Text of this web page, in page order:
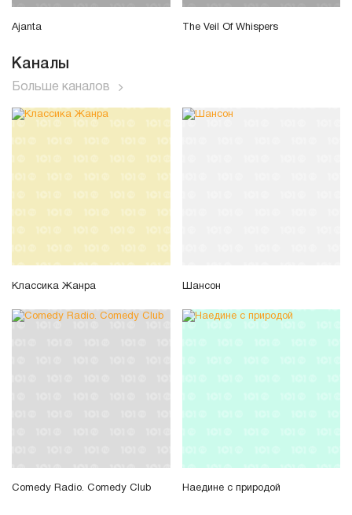
Ajanta The Veil Of Whispers
Каналы
Больше каналов
Классика Жанра Шансон
Comedy Radio. Comedy Club Наедине с природой